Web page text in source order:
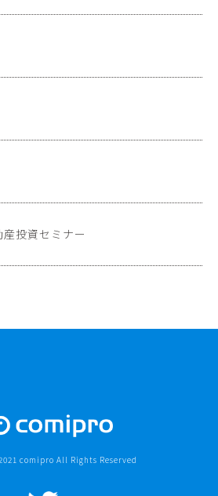
投資セミナー
comipro All Rights Reserved